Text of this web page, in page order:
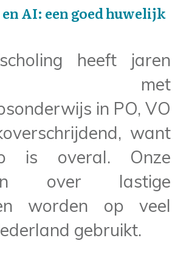
AI: een goed huwelijk
heeft jaren
met
in PO, VO
want
is overal. Onze
over lastige
worden op veel
gebruikt.